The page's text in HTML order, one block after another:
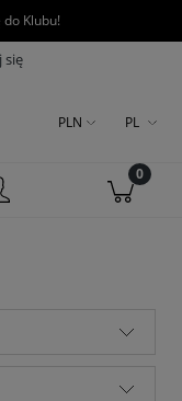
do Klubu!
się
PLN PL